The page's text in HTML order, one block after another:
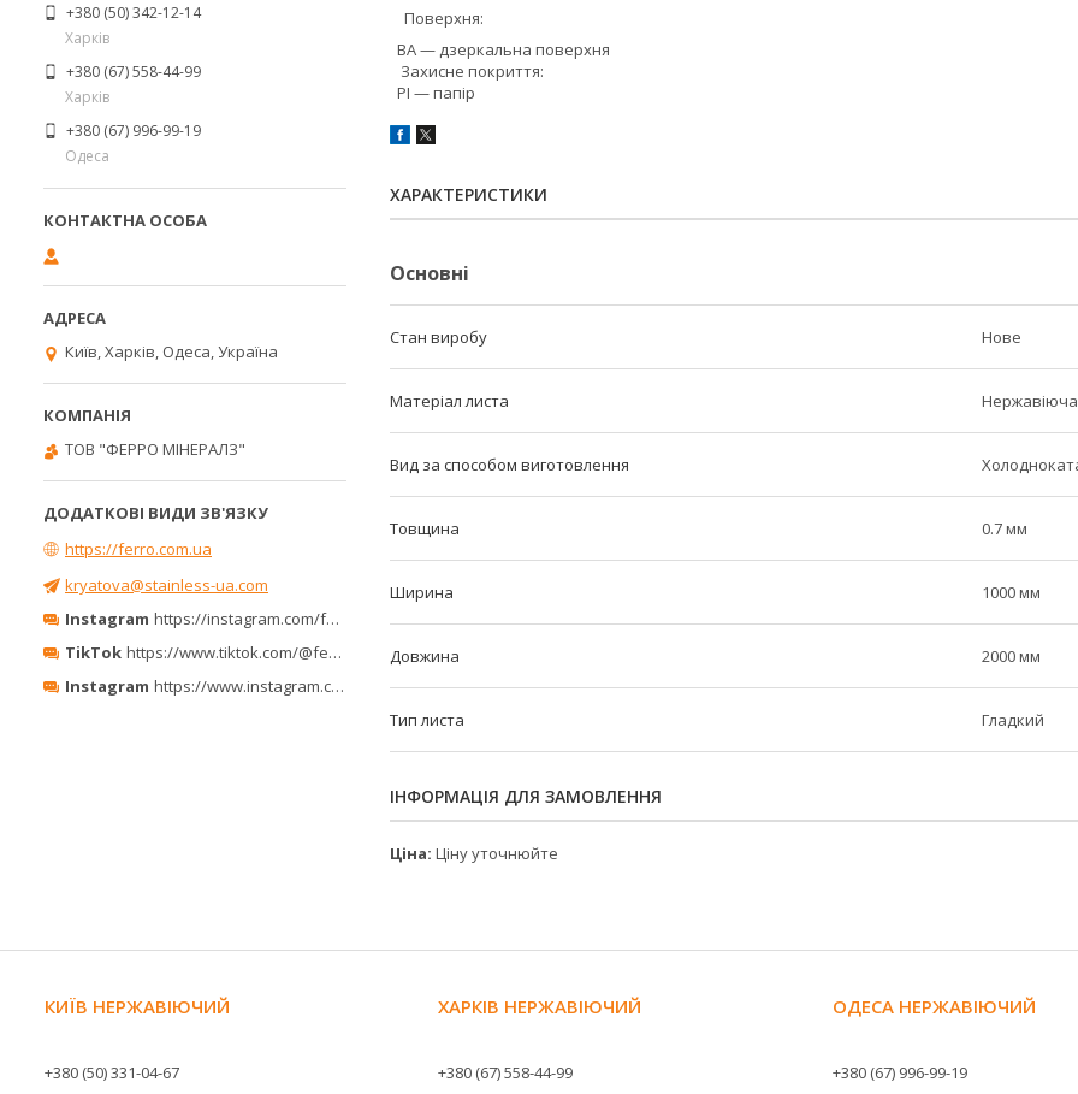
Поверхня:
BA — дзеркальна поверхня
Захисне покриття:
PI — папір
ХАРАКТЕРИСТИКИ
Основні
Стан виробу Нове
Матеріал листа Нержавіюча
Вид за способом виготовлення
Товщина 0.7 мм
Ширина 1000 мм
Довжина 2000 мм
Тип листа Гладкий
ІНФОРМАЦІЯ ДЛЯ ЗАМОВЛЕННЯ
Ціна: Ціну уточнюйте
+380 (50) 342-12-14
Харків
+380 (67) 558-44-99
Харків
+380 (67) 996-99-19
Одеса
Київ, Харків, Одеса, Україна
ТОВ "ФЕРРО МІНЕРАЛЗ"
https://ferro.com.ua
kryatova@stainless-ua.com
Instagram https://instagram.com/ferro_minerals/
TikTok https://www.tiktok.com/@ferrominerals
Instagram https://www.instagram.com/ferrominerals_kyiv/
КИЇВ НЕРЖАВІЮЧИЙ
+380 (50) 331-04-67
ХАРКІВ НЕРЖАВІЮЧИЙ
+380 (67) 558-44-99
ОДЕСА НЕРЖАВІЮЧИЙ
+380 (67) 996-99-19